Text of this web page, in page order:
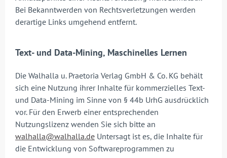
Bei Bekanntwerden von Rechtsverletzungen werden
derartige Links umgehend entfernt.
Text- und Data-Mining, Maschinelles Lernen
Die Walhalla u. Praetoria Verlag GmbH & Co. KG behält
sich eine Nutzung ihrer Inhalte für kommerzielles Text-
und Data-Mining im Sinne von § 44b UrhG ausdrücklich
vor. Für den Erwerb einer entsprechenden
Nutzungslizenz wenden Sie sich bitte an
walhalla@walhalla.de Untersagt ist es, die Inhalte für
die Entwicklung von Softwareprogrammen zu